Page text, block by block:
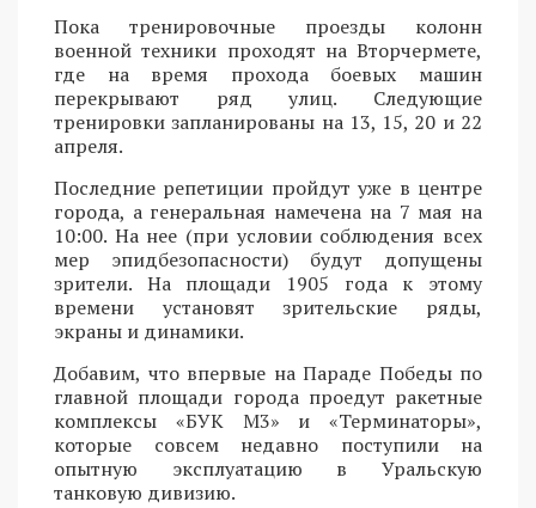
Пока тренировочные проезды колонн
военной техники проходят на Вторчермете,
где на время прохода боевых машин
перекрывают ряд улиц. Следующие
тренировки запланированы на 13, 15, 20 и 22
апреля.
Последние репетиции пройдут уже в центре
города, а генеральная намечена на 7 мая на
10:00. На нее (при условии соблюдения всех
мер эпидбезопасности) будут допущены
зрители. На площади 1905 года к этому
времени установят зрительские ряды,
экраны и динамики.
Добавим, что впервые на Параде Победы по
главной площади города проедут ракетные
комплексы «БУК М3» и «Терминаторы»,
которые совсем недавно поступили на
опытную эксплуатацию в Уральскую
танковую дивизию.